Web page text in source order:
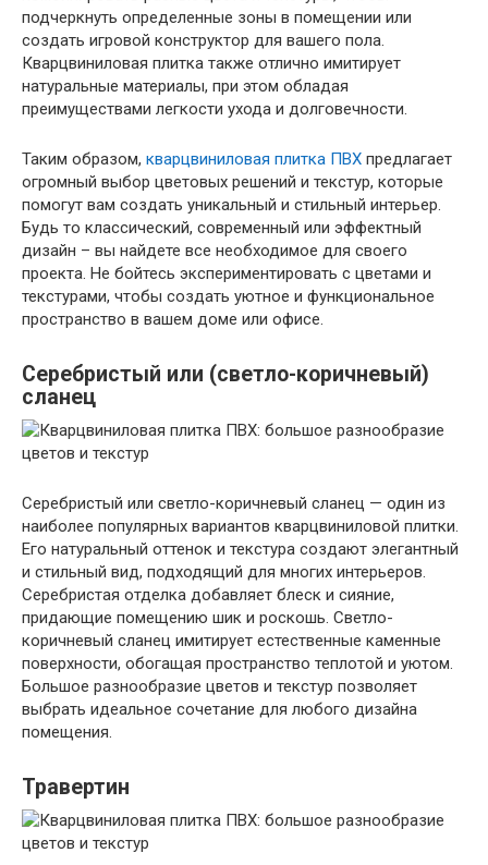
подчеркнуть определенные зоны в помещении или
создать игровой конструктор для вашего пола.
Кварцвиниловая плитка также отлично имитирует
натуральные материалы, при этом обладая
преимуществами легкости ухода и долговечности.
Таким образом, кварцвиниловая плитка ПВХ предлагает
огромный выбор цветовых решений и текстур, которые
помогут вам создать уникальный и стильный интерьер.
Будь то классический, современный или эффектный
дизайн – вы найдете все необходимое для своего
проекта. Не бойтесь экспериментировать с цветами и
текстурами, чтобы создать уютное и функциональное
пространство в вашем доме или офисе.
Серебристый или (светло-коричневый)
сланец
Серебристый или светло-коричневый сланец — один из
наиболее популярных вариантов кварцвиниловой плитки.
Его натуральный оттенок и текстура создают элегантный
и стильный вид, подходящий для многих интерьеров.
Серебристая отделка добавляет блеск и сияние,
придающие помещению шик и роскошь. Светло-
коричневый сланец имитирует естественные каменные
поверхности, обогащая пространство теплотой и уютом.
Большое разнообразие цветов и текстур позволяет
выбрать идеальное сочетание для любого дизайна
помещения.
Травертин